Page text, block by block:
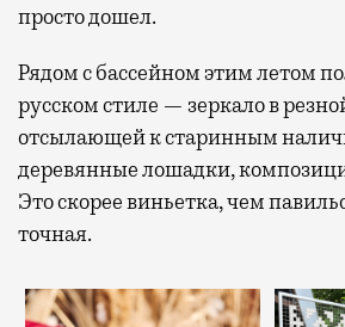
просто дошел.
Рядом с бассейном этим летом
русском стиле — зеркало в
отсылающей к старинным
деревянные лошадки,
Это скорее виньетка, чем
точная.